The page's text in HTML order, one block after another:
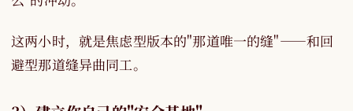
这两小时，就是焦虑型版本的"那道唯一的缝"——和回
避型那道缝异曲同工。